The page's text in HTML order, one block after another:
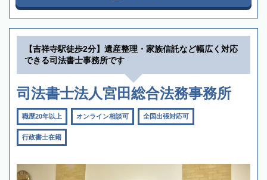
【吉祥寺駅徒歩2分】遺産整理・家族信託など幅広く対応
できる司法書士事務所です
司法書士法人宮田総合法務事務所
職歴20年以上 オンライン相談可 全国出張対応可
行政書士在籍